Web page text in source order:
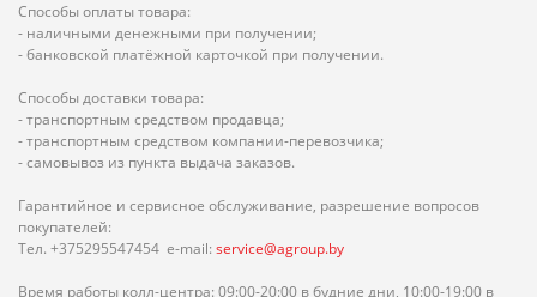
Способы оплаты товара:
- наличными денежными при получении;
- банковской платёжной карточкой при получении.
Способы доставки товара:
- транспортным средством продавца;
- транспортным средством компании-перевозчика;
- самовывоз из пункта выдача заказов.
Гарантийное и сервисное обслуживание, разрешение вопросов
покупателей:
Тел. +375295547454 e-mail: service@agroup.by
Время работы колл-центра: 09:00-20:00 в будние дни, 10:00-19:00 в